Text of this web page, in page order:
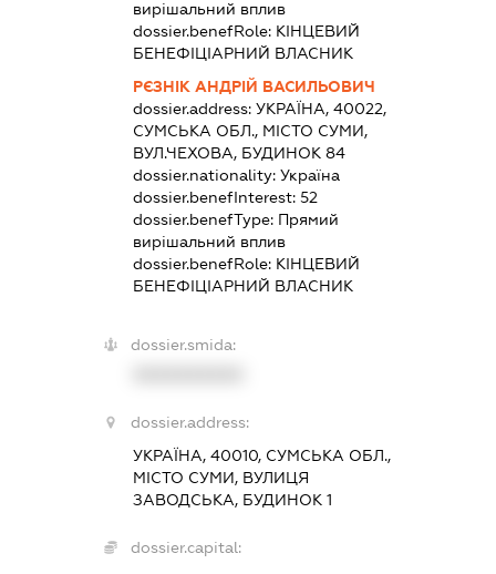
вирішальний вплив
dossier.benefRole: КІНЦЕВИЙ
БЕНЕФІЦІАРНИЙ ВЛАСНИК
РЄЗНІК АНДРІЙ ВАСИЛЬОВИЧ
dossier.address:УКРАЇНА, 40022,
СУМСЬКА ОБЛ., МІСТО СУМИ,
ВУЛ.ЧЕХОВА, БУДИНОК 84
dossier.nationality:Україна
dossier.benefInterest:52
dossier.benefType: Прямий
вирішальний вплив
dossier.benefRole: КІНЦЕВИЙ
БЕНЕФІЦІАРНИЙ ВЛАСНИК
dossier.smida:
dossier.address:
УКРАЇНА, 40010, СУМСЬКА ОБЛ.,
МІСТО СУМИ, ВУЛИЦЯ
ЗАВОДСЬКА, БУДИНОК 1
dossier.capital: